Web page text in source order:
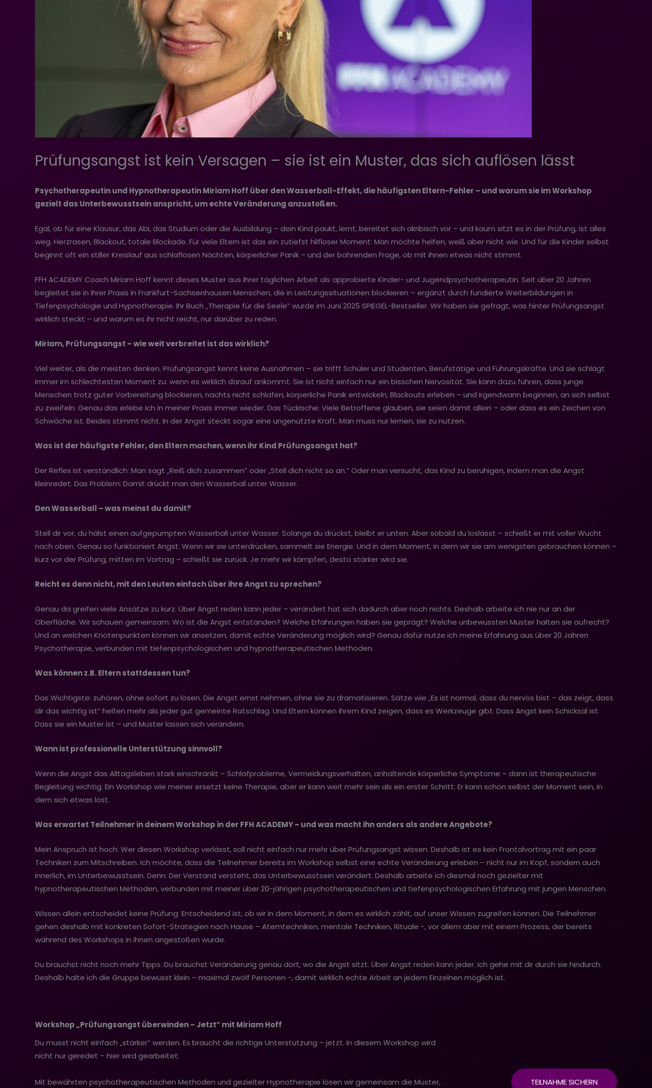
Prüfungsangst ist kein Versagen – sie ist ein Muster, das sich auflösen lässt
Psychotherapeutin und Hypnotherapeutin Miriam Hoff über den Wasserball-Effekt, die häufigsten Eltern-Fehler – und warum sie im Workshop
gezielt das Unterbewusstsein anspricht, um echte Veränderung anzustoßen.
Egal, ob für eine Klausur, das Abi, das Studium oder die Ausbildung – dein Kind paukt, lernt, bereitet sich akribisch vor – und kaum sitzt es in der Prüfung, ist alles
weg. Herzrasen, Blackout, totale Blockade. Für viele Eltern ist das ein zutiefst hilfloser Moment: Man möchte helfen, weiß aber nicht wie. Und für die Kinder selbst
beginnt oft ein stiller Kreislauf aus schlaflosen Nächten, körperlicher Panik – und der bohrenden Frage, ob mit ihnen etwas nicht stimmt.
FFH ACADEMY Coach Miriam Hoff kennt dieses Muster aus ihrer täglichen Arbeit als approbierte Kinder- und Jugendpsychotherapeutin. Seit über 20 Jahren
begleitet sie in ihrer Praxis in Frankfurt-Sachsenhausen Menschen, die in Leistungssituationen blockieren – ergänzt durch fundierte Weiterbildungen in
Tiefenpsychologie und Hypnotherapie. Ihr Buch „Therapie für die Seele” wurde im Juni 2025 SPIEGEL-Bestseller. Wir haben sie gefragt, was hinter Prüfungsangst
wirklich steckt – und warum es ihr nicht reicht, nur darüber zu reden.
Miriam, Prüfungsangst – wie weit verbreitet ist das wirklich?
Viel weiter, als die meisten denken. Prüfungsangst kennt keine Ausnahmen – sie trifft Schüler und Studenten, Berufstätige und Führungskräfte. Und sie schlägt
immer im schlechtesten Moment zu: wenn es wirklich darauf ankommt. Sie ist nicht einfach nur ein bisschen Nervosität. Sie kann dazu führen, dass junge
Menschen trotz guter Vorbereitung blockieren, nachts nicht schlafen, körperliche Panik entwickeln, Blackouts erleben – und irgendwann beginnen, an sich selbst
zu zweifeln. Genau das erlebe ich in meiner Praxis immer wieder. Das Tückische: Viele Betroffene glauben, sie seien damit allein – oder dass es ein Zeichen von
Schwäche ist. Beides stimmt nicht. In der Angst steckt sogar eine ungenutzte Kraft. Man muss nur lernen, sie zu nutzen.
Was ist der häufigste Fehler, den Eltern machen, wenn ihr Kind Prüfungsangst hat?
Der Reflex ist verständlich: Man sagt „Reiß dich zusammen” oder „Stell dich nicht so an.” Oder man versucht, das Kind zu beruhigen, indem man die Angst
kleinredet. Das Problem: Damit drückt man den Wasserball unter Wasser.
Den Wasserball – was meinst du damit?
Stell dir vor, du hälst einen aufgepumpten Wasserball unter Wasser. Solange du drückst, bleibt er unten. Aber sobald du loslässt – schießt er mit voller Wucht
nach oben. Genau so funktioniert Angst. Wenn wir sie unterdrücken, sammelt sie Energie. Und in dem Moment, in dem wir sie am wenigsten gebrauchen können –
kurz vor der Prüfung, mitten im Vortrag – schießt sie zurück. Je mehr wir kämpfen, desto stärker wird sie.
Reicht es denn nicht, mit den Leuten einfach über ihre Angst zu sprechen?
Genau da greifen viele Ansätze zu kurz. Über Angst reden kann jeder – verändert hat sich dadurch aber noch nichts. Deshalb arbeite ich nie nur an der
Oberfläche. Wir schauen gemeinsam: Wo ist die Angst entstanden? Welche Erfahrungen haben sie geprägt? Welche unbewussten Muster halten sie aufrecht?
Und an welchen Knotenpunkten können wir ansetzen, damit echte Veränderung möglich wird? Genau dafür nutze ich meine Erfahrung aus über 20 Jahren
Psychotherapie, verbunden mit tiefenpsychologischen und hypnotherapeutischen Methoden.
Was können z.B. Eltern stattdessen tun?
Das Wichtigste: zuhören, ohne sofort zu lösen. Die Angst ernst nehmen, ohne sie zu dramatisieren. Sätze wie „Es ist normal, dass du nervös bist – das zeigt, dass
dir das wichtig ist” helfen mehr als jeder gut gemeinte Ratschlag. Und Eltern können ihrem Kind zeigen, dass es Werkzeuge gibt. Dass Angst kein Schicksal ist.
Dass sie ein Muster ist – und Muster lassen sich verändern.
Wann ist professionelle Unterstützung sinnvoll?
Wenn die Angst das Alltagsleben stark einschränkt – Schlafprobleme, Vermeidungsverhalten, anhaltende körperliche Symptome – dann ist therapeutische
Begleitung wichtig. Ein Workshop wie meiner ersetzt keine Therapie, aber er kann weit mehr sein als ein erster Schritt: Er kann schon selbst der Moment sein, in
dem sich etwas löst.
Was erwartet Teilnehmer in deinem Workshop in der FFH ACADEMY – und was macht ihn anders als andere Angebote?
Mein Anspruch ist hoch: Wer diesen Workshop verlässt, soll nicht einfach nur mehr über Prüfungsangst wissen. Deshalb ist es kein Frontalvortrag mit ein paar
Techniken zum Mitschreiben. Ich möchte, dass die Teilnehmer bereits im Workshop selbst eine echte Veränderung erleben – nicht nur im Kopf, sondern auch
innerlich, im Unterbewusstsein. Denn: Der Verstand versteht, das Unterbewusstsein verändert. Deshalb arbeite ich diesmal noch gezielter mit
hypnotherapeutischen Methoden, verbunden mit meiner über 20-jährigen psychotherapeutischen und tiefenpsychologischen Erfahrung mit jungen Menschen.
Wissen allein entscheidet keine Prüfung. Entscheidend ist, ob wir in dem Moment, in dem es wirklich zählt, auf unser Wissen zugreifen können. Die Teilnehmer
gehen deshalb mit konkreten Sofort-Strategien nach Hause – Atemtechniken, mentale Techniken, Rituale -, vor allem aber mit einem Prozess, der bereits
während des Workshops in ihnen angestoßen wurde.
Du brauchst nicht noch mehr Tipps. Du brauchst Veränderung genau dort, wo die Angst sitzt. Über Angst reden kann jeder. Ich gehe mit dir durch sie hindurch.
Deshalb halte ich die Gruppe bewusst klein – maximal zwölf Personen -, damit wirklich echte Arbeit an jedem Einzelnen möglich ist.
Workshop „Prüfungsangst überwinden – Jetzt” mit Miriam Hoff
Du musst nicht einfach „stärker” werden. Es braucht die richtige Unterstützung – jetzt. In diesem Workshop wird
nicht nur geredet – hier wird gearbeitet.
Mit bewährten psychotherapeutischen Methoden und gezielter Hypnotherapie lösen wir gemeinsam die Muster, TEILNAHME SICHERN